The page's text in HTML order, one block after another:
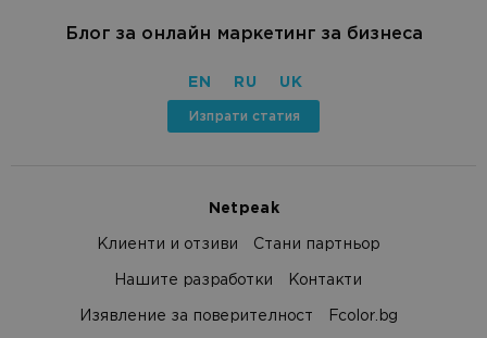
Блог за онлайн маркетинг за бизнеса
EN RU UK
Изпрати статия
Netpeak
Клиенти и отзиви Стани партньор
Нашите разработки Контакти
Изявление за поверителност Fcolor.bg